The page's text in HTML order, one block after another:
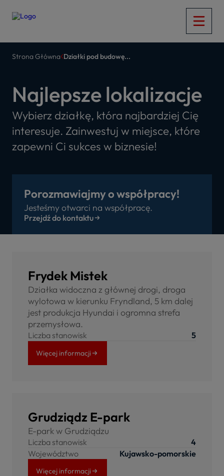
Strona Główna Działki pod budowę...
Najlepsze lokalizacje
Wybierz działkę, która najbardziej Cię
interesuje. Zainwestuj w miejsce, które
zapewni Ci sukces w biznesie!
Porozmawiajmy o współpracy!
Jesteśmy otwarci na współpracę.
Przejdź do kontaktu
Frydek Mistek
Działka widoczna z głównej drogi, droga
wylotowa w kierunku Fryndland, 5 km dalej
jest produkcja Hyundai i ogromna strefa
przemysłowa.
Liczba stanowisk 5
Więcej informacji
Grudziądz E-park
E-park w Grudziądzu
Liczba stanowisk
4
Województwo
Kujawsko-pomorskie
Więcej informacji